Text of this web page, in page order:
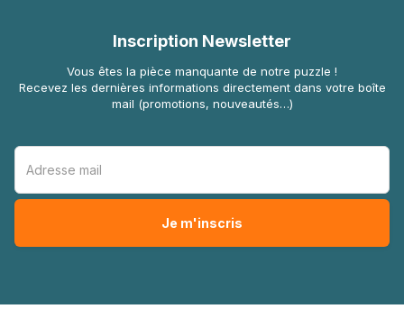
Inscription Newsletter
Vous êtes la pièce manquante de notre puzzle !
Recevez les dernières informations directement dans votre boîte
mail (promotions, nouveautés…)